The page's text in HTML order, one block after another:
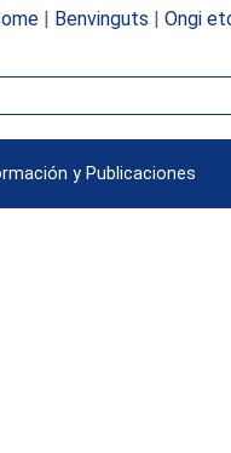
| Benvinguts | Ongi
y Publicaciones